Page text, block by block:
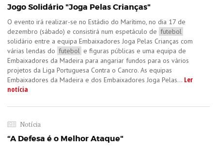
Jogo Solidário "Joga Pelas Crianças"
O evento irá realizar-se no Estádio do Marítimo, no dia 17 de
dezembro (sábado) e consistirá num espetáculo de futebol
solidário entre a equipa Embaixadores Joga Pelas Crianças com
várias lendas do futebol e figuras públicas e uma equipa de
Embaixadores da Madeira para angariar fundos para os vários
projetos da Liga Portuguesa Contra o Cancro. As equipas
Embaixadores da Madeira e dos Embaixadores Joga Pelas... Ler
notícia
Notícia
“A Defesa é o Melhor Ataque"